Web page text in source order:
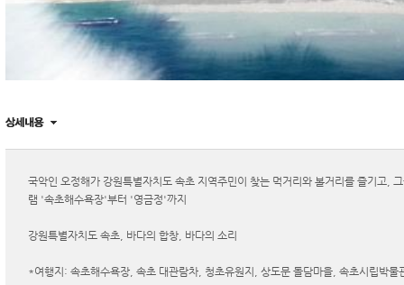
국악인 오정해가 강원특별자치도 속초 지역주민이 찾는 먹거리와 볼거리를 즐기고,
램 '속초해수욕장'부터 '영금정'까지
강원특별자치도 속초, 바다의 합창, 바다의 소리
*여행지: 속초해수욕장, 속초 대관람차, 청초유원지, 상도문 돌담마을, 속초시립박물